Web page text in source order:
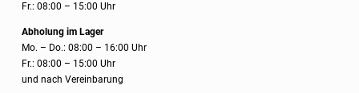
Fr.: 08:00 – 15:00 Uhr
Abholung im Lager
Mo. – Do.: 08:00 – 16:00 Uhr
Fr.: 08:00 – 15:00 Uhr
und nach Vereinbarung